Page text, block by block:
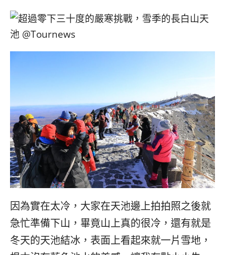
因為實在太冷，大家在天池邊上拍拍照之後就
急忙準備下山，畢竟山上真的很冷，還有就是
冬天的天池結冰，表面上看起來就一片雪地，